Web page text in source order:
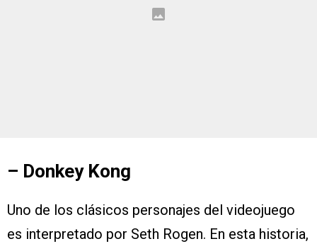
– Donkey Kong
Uno de los clásicos personajes del videojuego
es interpretado por Seth Rogen. En esta historia,